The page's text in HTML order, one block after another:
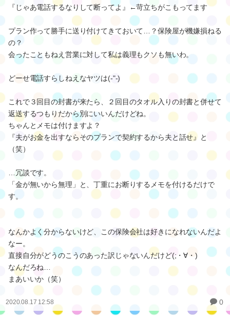
『じゃあ電話するなりして断ってよ』←苛立ちがこもってます
プラン作って勝手に送り付けてきておいて…？保険屋が機嫌損ねる
の？
会ったこともねえ営業に対して私は義理もクソも無いわ。
どーせ電話すらしねえなヤツは(-"-)
これで３回目の封書が来たら、２回目のタオル入りの封書と併せて
返送するつもりだから別にいいんだけどね。
ちゃんとメモは付けますよ？
『夫がお金を出すならそのプランで契約するから夫と話せ』と
（笑）
…冗談です。
「金が無いから無理」と、丁重にお断りするメモを付けるだけで
す。
なんかよく分からないけど、この保険会社は好きになれないんだよ
なー。
直接自分がどうのこうのあった訳じゃないんだけど(;・∀・)
なんだろね…
まあいいか（笑）
2020.08.17 12:58 0